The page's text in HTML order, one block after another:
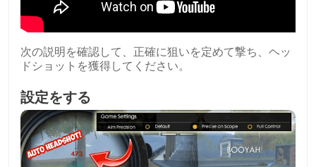
次の説明を確認して、正確に狙いを定めて撃ち、ヘッ
ドショットを獲得してください。
設定をする